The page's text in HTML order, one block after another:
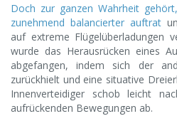
Doch zur ganzen Wahrheit
zunehmend balancierter auftrat
auf extreme Flügelüberladungen
wurde das Herausrücken eines
abgefangen, indem sich der
zurückhielt und eine situative
Innenverteidiger schob leicht
aufrückenden Bewegungen ab.